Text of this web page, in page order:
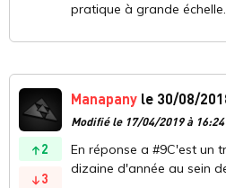
pratique à grande échelle.
2
3
Manapany le 30/08/
Modifié le 17/04/2019 à 16:24
En réponse a #9C'est un
dizaine d'année au sein